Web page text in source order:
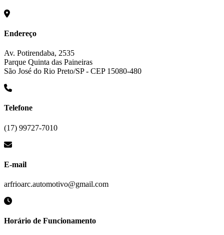
Endereço
Av. Potirendaba, 2535
Parque Quinta das Paineiras
São José do Rio Preto/SP - CEP 15080-480
Telefone
(17) 99727-7010
E-mail
arfrioarc.automotivo@gmail.com
Horário de Funcionamento